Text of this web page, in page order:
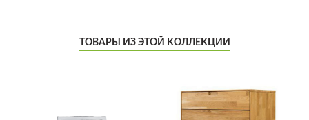
ТОВАРЫ ИЗ ЭТОЙ КОЛЛЕКЦИИ